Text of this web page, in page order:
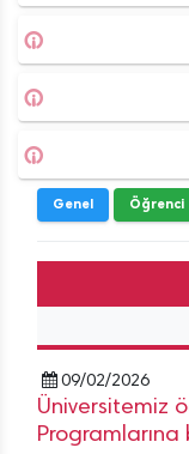
Genel Öğrenci
09/02/2026
Üniversitemiz
Programlarına